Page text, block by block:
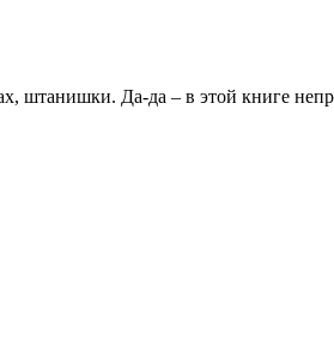
штанишки. Да-да – в этой книге